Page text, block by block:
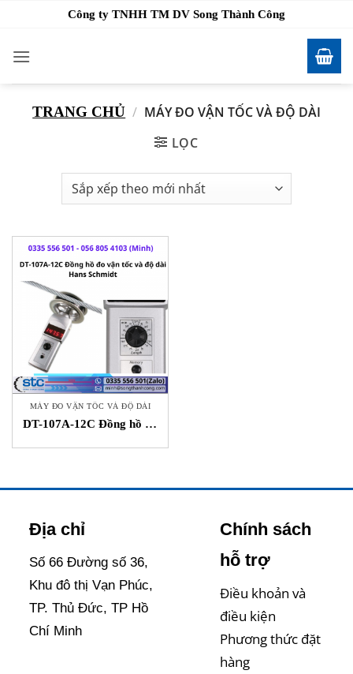
nội
dung
Công ty TNHH TM DV Song Thành Công
TRANG CHỦ / MÁY ĐO VẬN TỐC VÀ ĐỘ DÀI
LỌC
MÁY ĐO VẬN TỐC VÀ ĐỘ DÀI
DT-107A-12C Đồng hồ đo
Địa chỉ
Số 66 Đường số 36,
Khu đô thị Vạn Phúc,
TP. Thủ Đức, TP Hồ
Chí Minh
Chính sách
hỗ trợ
Điều khoản và
điều kiện
Phương thức đặt
hàng